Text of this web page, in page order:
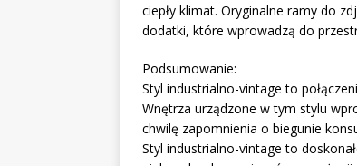
ciepły klimat. Oryginalne ramy do
dodatki, które wprowadzą do
Podsumowanie:
Styl industrialno-vintage to
Wnętrza urządzone w tym stylu
chwilę zapomnienia o biegunie
Styl industrialno-vintage to